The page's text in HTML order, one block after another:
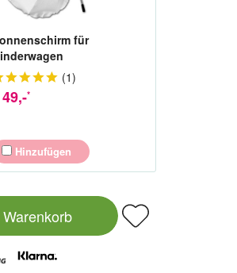
für
(1)
49,-*
Hinzufügen
Warenkorb